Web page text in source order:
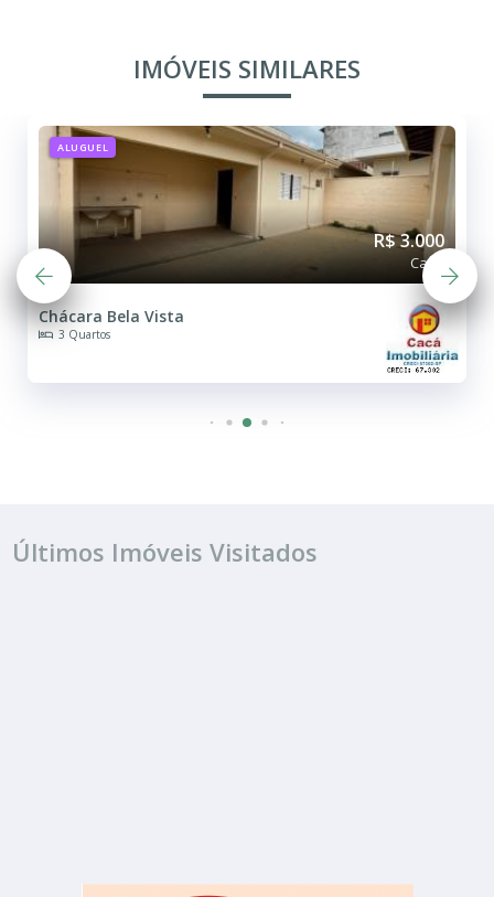
IMÓVEIS SIMILARES
R$ 3.000
Casa
ALUGUEL
Centro
Últimos Imóveis Visitados